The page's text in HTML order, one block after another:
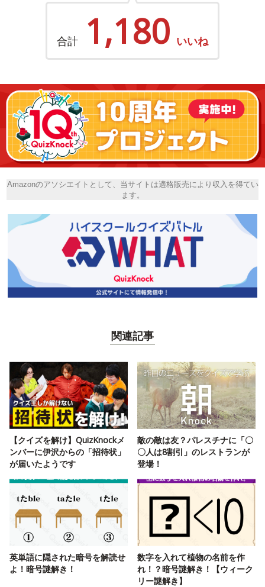
合計 1,180 いいね
Amazonのアソシエイトとして、当サイトは適格販売により収入を得てい
ます。
関連記事
【クイズを解け】QuizKnockメ
ンバーに伊沢からの「招待状」
が届いたようです
敵の敵は友？パレスチナに「〇
〇人は8割引」のレストランが
登場！
英単語に隠された暗号を解読せ
よ！暗号謎解き！
数字を入れて植物の名前を作
れ！？暗号謎解き！【ウィーク
リー謎解き】